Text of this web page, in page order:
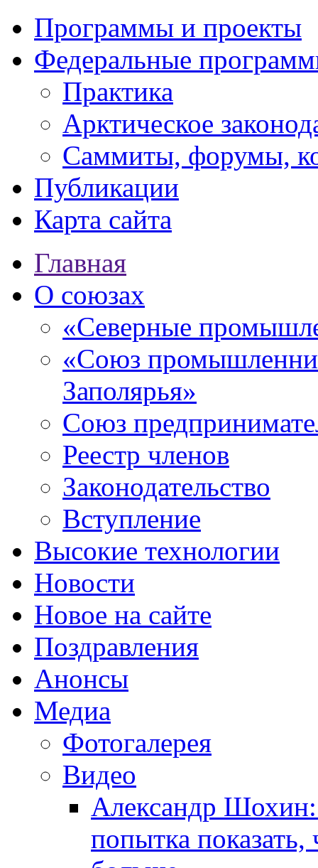
Программы и проекты
Федеральные
Практика
Арктическое
Саммиты, форумы,
Публикации
Карта сайта
Главная
О союзах
«Северные
«Союз
Заполярья»
Союз
Реестр членов
Законодательство
Вступление
Высокие технологии
Новости
Новое на сайте
Поздравления
Анонсы
Медиа
Фотогалерея
Видео
Александр
попытка